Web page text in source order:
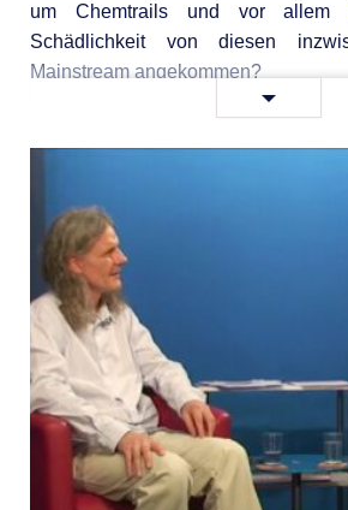
um Chemtrails und vor allem
Schädlichkeit von diesen
Mainstream angekommen?
Geoengineering,
Chemtrails,
SRM